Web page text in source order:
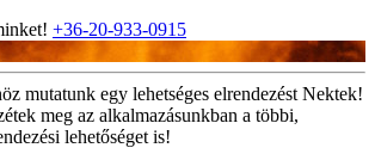
+36-20-933-0915
mutatunk egy lehetséges elrendezést Nektek!
meg az alkalmazásunkban a többi,
lehetőséget is!